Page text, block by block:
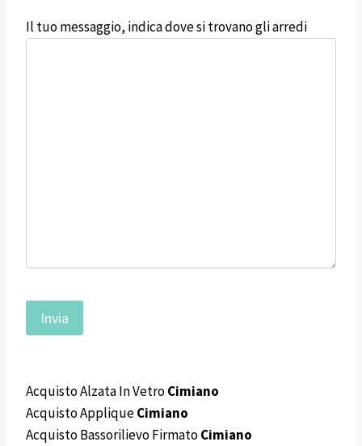
Il tuo messaggio, indica dove si trovano gli arredi
Acquisto Alzata In VetroCimiano
Acquisto AppliqueCimiano
Acquisto Bassorilievo FirmatoCimiano